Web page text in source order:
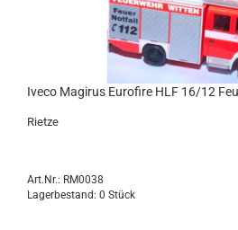
Iveco Ma­gi­rus Eu­ro­fire HLF 16/12
Riet­ze
Art.Nr.: RM0038
Lagerbestand: 0 Stück